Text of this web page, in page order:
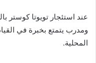
عند استئجار تويوتا
ومدرب يتمتع بخبرة في
المحلية.